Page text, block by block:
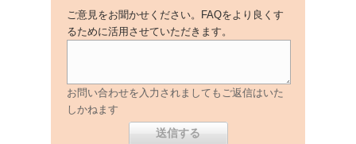
ご意見をお聞かせください。FAQをより良くす
るために活用させていただきます。
お問い合わせを入力されましてもご返信はいた
しかねます